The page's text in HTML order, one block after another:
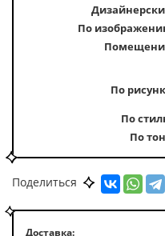
По
По
По
По
По
Поделиться
Доставка: